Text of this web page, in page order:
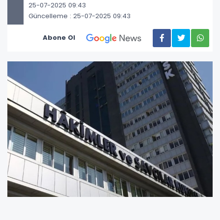
25-07-2025 09:43
Güncelleme : 25-07-2025 09:43
Abone Ol